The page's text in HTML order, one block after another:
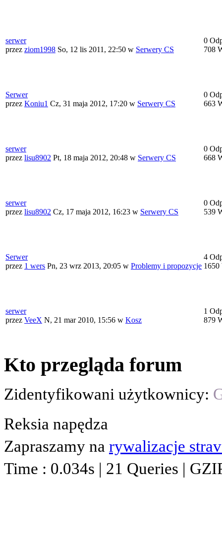
serwer
przez ziom1998 So, 12 lis 2011, 22:50 w Serwery CS
0
708
Serwer
przez Koniu1 Cz, 31 maja 2012, 17:20 w Serwery CS
0
663
serwer
przez lisu8902 Pt, 18 maja 2012, 20:48 w Serwery CS
0
668
serwer
przez lisu8902 Cz, 17 maja 2012, 16:23 w Serwery CS
0
539
Serwer
przez 1 wers Pn, 23 wrz 2013, 20:05 w Problemy i propozycje
4
1650
serwer
przez VeeX N, 21 mar 2010, 15:56 w Kosz
1
879
Kto przegląda forum
Zidentyfikowani użytkownicy:
Reksia napędza
Zapraszamy na rywalizacje
Time : 0.034s | 21 Queries |